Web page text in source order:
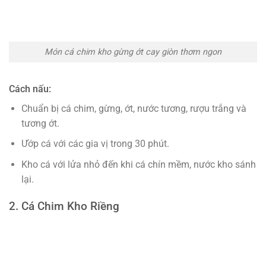
Món cá chim kho gừng ớt cay giòn thơm ngon
Cách nấu:
Chuẩn bị cá chim, gừng, ớt, nước tương, rượu trắng và
tương ớt.
Ướp cá với các gia vị trong 30 phút.
Kho cá với lửa nhỏ đến khi cá chín mềm, nước kho sánh
lại.
2. Cá Chim Kho Riềng